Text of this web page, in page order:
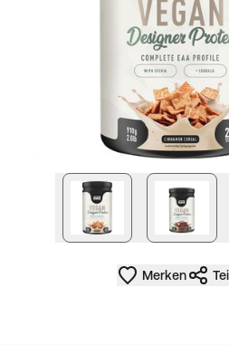
nächstes Bild
Merken